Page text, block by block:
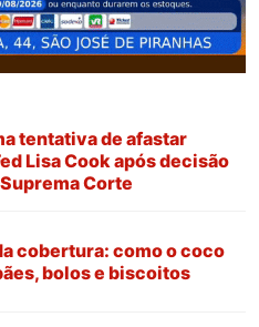
tentativa de afastar
Lisa Cook após decisão
Corte
cobertura: como o coco
bolos e biscoitos